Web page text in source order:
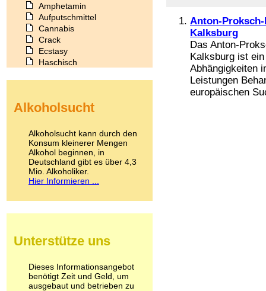
Anton-
Kalksburg
Das Anton-
Kalksburg ist
Abhängigkeiten
Leistungen
europäischen
Amphetamin
Aufputschmittel
Cannabis
Crack
Ecstasy
Haschisch
Kokain
LSD
Marihuana
Medikamente
Meskalin
Metamphetamin
Methadon
Pilze
Psychopharmaka
Schlafmittel
Schmerzmittel
Alkoholsucht
Alkoholsucht kann durch den
Konsum kleinerer Mengen
Alkohol beginnen, in
Deutschland gibt es über 4,3
Mio. Alkoholiker.
Hier Informieren ...
Unterstütze uns
Dieses Informationsangebot
benötigt Zeit und Geld, um
ausgebaut und betrieben zu